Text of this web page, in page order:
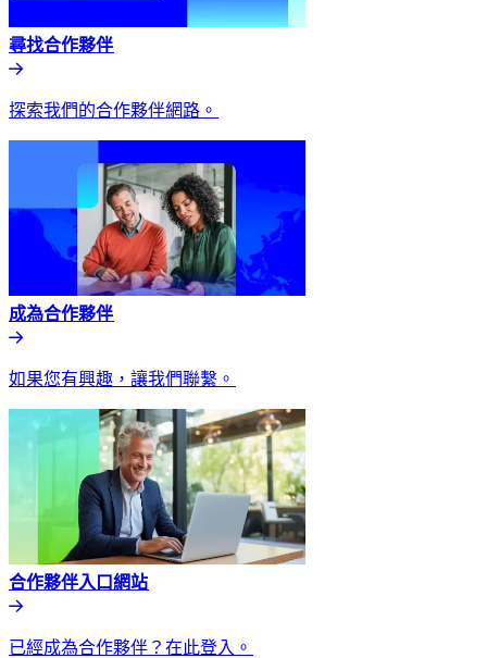
尋找合作夥伴​​
探索我們的合作夥伴網路。​​
成為合作夥伴​​
如果您有興趣，讓我們聯繫。​​
合作夥伴入口網站​​
已經成為合作夥伴？在此登入。​​